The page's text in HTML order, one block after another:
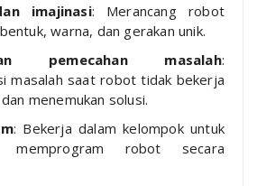
imajinasi: Merancang robot
warna, dan gerakan unik.
pemecahan masalah:
masalah saat robot tidak bekerja
menemukan solusi.
: Bekerja dalam kelompok untuk
memprogram robot secara